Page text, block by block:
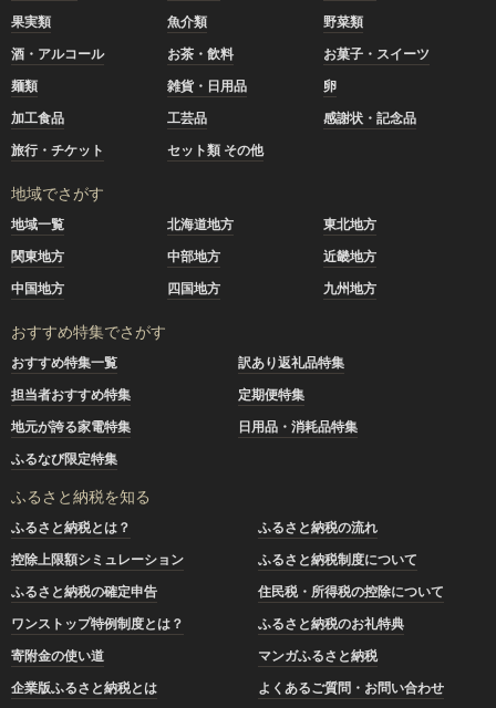
果実類
魚介類
野菜類
酒・アルコール
お茶・飲料
お菓子・スイーツ
麺類
雑貨・日用品
卵
加工食品
工芸品
感謝状・記念品
旅行・チケット
セット類 その他
地域でさがす
地域一覧 北海道地方
東北地方
関東地方
中部地方
近畿地方
中国地方
四国地方 九州地方
おすすめ特集でさがす
おすすめ特集一覧
訳あり返礼品特集
担当者おすすめ特集
定期便特集
地元が誇る家電特集
日用品・消耗品特集
ふるなび限定特集
ふるさと納税を知る
ふるさと納税とは？
ふるさと納税の流れ
控除上限額シミュレーション
ふるさと納税制度について
ふるさと納税の確定申告
住民税・所得税の控除について
ワンストップ特例制度とは？
ふるさと納税のお礼特典
寄附金の使い道
マンガふるさと納税
企業版ふるさと納税とは
よくあるご質問・お問い合わせ